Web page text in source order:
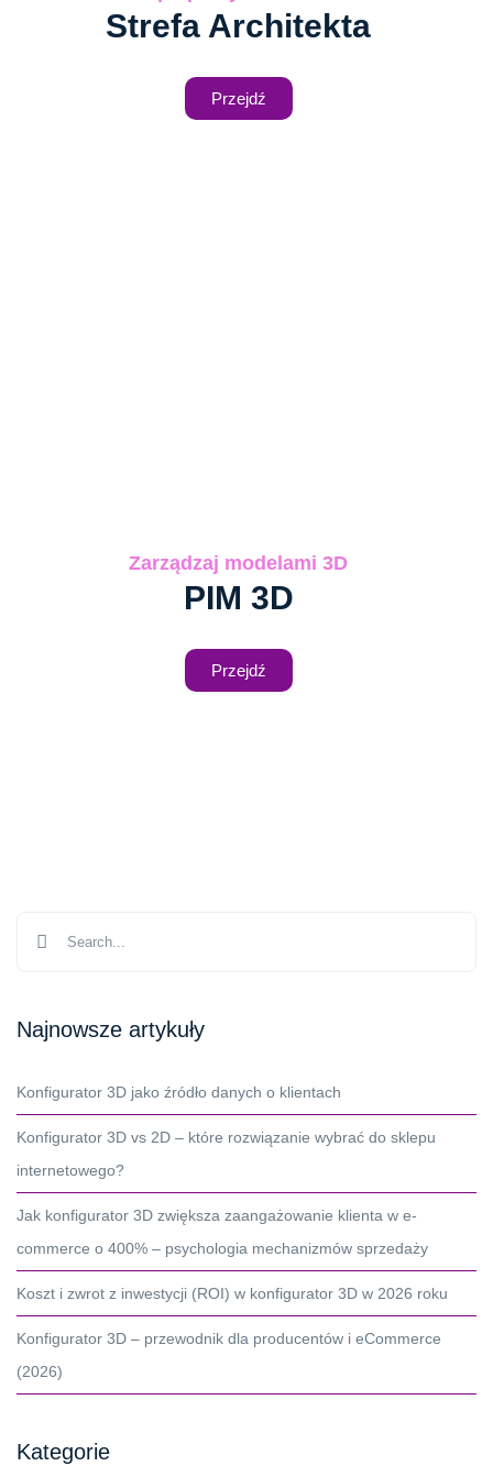
Strefa Architekta
Przejdź
Zarządzaj modelami 3D
PIM 3D
Przejdź
Najnowsze artykuły
Konfigurator 3D jako źródło danych o klientach
Konfigurator 3D vs 2D – które rozwiązanie wybrać do sklepu
internetowego?
Jak konfigurator 3D zwiększa zaangażowanie klienta w e-
commerce o 400% – psychologia mechanizmów sprzedaży
Koszt i zwrot z inwestycji (ROI) w konfigurator 3D w 2026 roku
Konfigurator 3D – przewodnik dla producentów i eCommerce
(2026)
Kategorie